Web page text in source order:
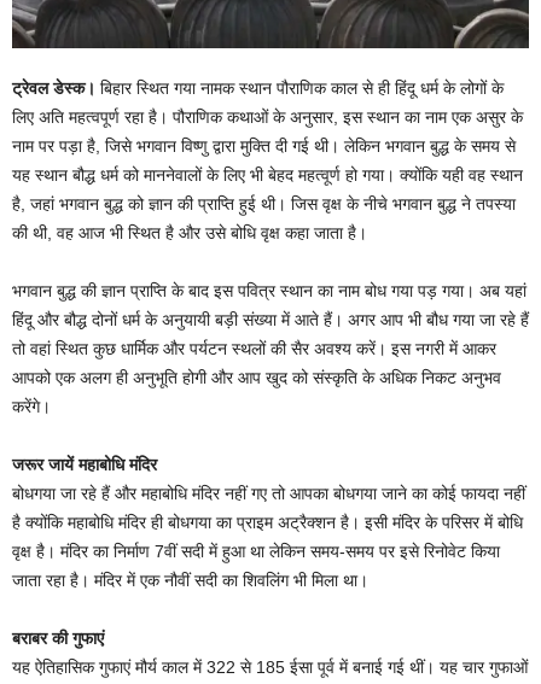
ट्रेवल डेस्क। बिहार स्थित गया नामक स्थान पौराणिक काल से ही हिंदू धर्म के लोगों के
लिए अति महत्वपूर्ण रहा है। पौराणिक कथाओं के अनुसार, इस स्थान का नाम एक असुर के
नाम पर पड़ा है, जिसे भगवान विष्णु द्वारा मुक्ति दी गई थी। लेकिन भगवान बुद्ध के समय से
यह स्थान बौद्ध धर्म को माननेवालों के लिए भी बेहद महत्वूर्ण हो गया। क्योंकि यही वह स्थान
है, जहां भगवान बुद्ध को ज्ञान की प्राप्ति हुई थी। जिस वृक्ष के नीचे भगवान बुद्ध ने तपस्या
की थी, वह आज भी स्थित है और उसे बोधि वृक्ष कहा जाता है।
भगवान बुद्ध की ज्ञान प्राप्ति के बाद इस पवित्र स्थान का नाम बोध गया पड़ गया। अब यहां
हिंदू और बौद्ध दोनों धर्म के अनुयायी बड़ी संख्या में आते हैं। अगर आप भी बौध गया जा रहे हैं
तो वहां स्थित कुछ धार्मिक और पर्यटन स्थलों की सैर अवश्य करें। इस नगरी में आकर
आपको एक अलग ही अनुभूति होगी और आप खुद को संस्कृति के अधिक निकट अनुभव
करेंगे।
जरूर जायें महाबोधि मंदिर
बोधगया जा रहे हैं और महाबोधि मंदिर नहीं गए तो आपका बोधगया जाने का कोई फायदा नहीं
है क्योंकि महाबोधि मंदिर ही बोधगया का प्राइम अट्रैक्शन है। इसी मंदिर के परिसर में बोधि
वृक्ष है। मंदिर का निर्माण 7वीं सदी में हुआ था लेकिन समय-समय पर इसे रिनोवेट किया
जाता रहा है। मंदिर में एक नौवीं सदी का शिवलिंग भी मिला था।
बराबर की गुफाएं
यह ऐतिहासिक गुफाएं मौर्य काल में 322 से 185 ईसा पूर्व में बनाई गई थीं। यह चार गुफाओं